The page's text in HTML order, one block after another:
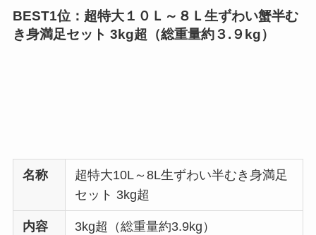
BEST1位：超特大１０Ｌ～８Ｌ生ずわい蟹半む
き身満足セット 3kg超（総重量約３.９kg）
名称
超特大10L～8L生ずわい半むき身満足
セット 3kg超
内容
3kg超（総重量約3.9kg）